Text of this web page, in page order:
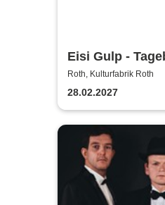
Eisi Gulp -
Komikers 1
Roth, Kulturfabrik Roth
28.02.2027